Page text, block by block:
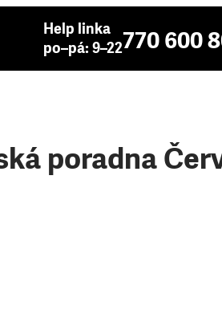
Help linka
po–pá: 9–22770 600
poradna